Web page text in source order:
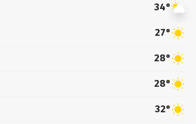
34°
27°
28°
28°
32°